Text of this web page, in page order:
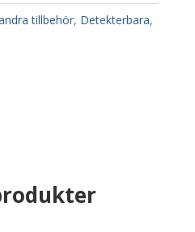
tillbehör, Detekterbara,